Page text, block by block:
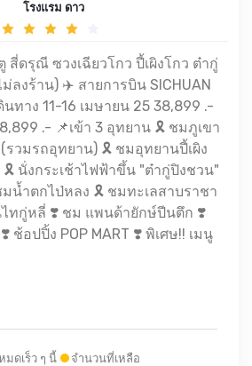
โรงแรม ดาว
สี่ดรุณี ซวงเฉียวโกว ปี้เผิงโกว ต๋ากู่
ยาน 🎗️ ชมภูเขา
รวมรถอุทยาน) 🎗️ ชมอุทยานปี้เผิง
นั่งกระเช้าไฟฟ้าขึ้น "ต๋ากู่ปิงชวน"
น้ำตกไป่หลง 🎗️ ชมทะเลสาบราชา
ทกู่หลี่ ❣️ ชม แพนด้ายักษ์ปีนตึก ❣️
ช้อปปิ้ง POP MART ❣️ พิเศษ!! เมนู
มดเร็ว ๆ นี้ จำนวนที่เหลือ